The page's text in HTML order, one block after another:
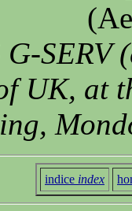
G-SERV
UK, at
indice index